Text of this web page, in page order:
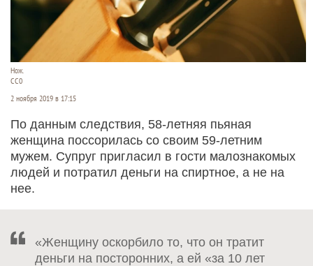
Нож.
СС0
2 ноября 2019 в 17:15
По данным следствия, 58-летняя пьяная
женщина поссорилась со своим 59-летним
мужем. Супруг пригласил в гости малознакомых
людей и потратил деньги на спиртное, а не на
нее.
«Женщину оскорбило то, что он тратит
деньги на посторонних, а ей «за 10 лет